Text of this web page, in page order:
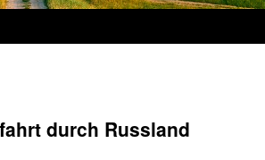
durch Russland